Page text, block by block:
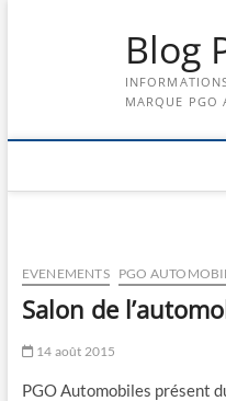
Blog
MARQUE PGO
EVENEMENTS PGO
Salon de
14 août 2015
PGO Automobiles présent